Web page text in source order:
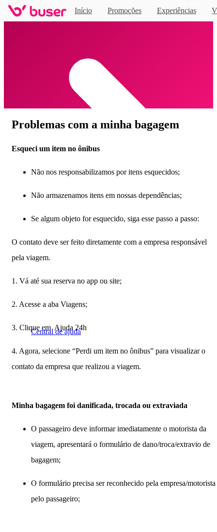
Início Promoções Experiências
Home
Central de ajuda
Problemas com a minha bagagem
Esqueci um item no ônibus
Não nos responsabilizamos por itens esquecidos;
Não armazenamos itens em nossas dependências;
Se algum objeto for esquecido, siga esse passo a passo:
O contato deve ser feito diretamente com a empresa responsável
pela viagem.
1. Vá até sua reserva no app ou site;
2. Acesse a aba Viagens;
3. Clique em Ajuda 24h
4. Agora, selecione “Perdi um item no ônibus” para visualizar o
contato da empresa que realizou a viagem.
Minha bagagem foi danificada, trocada ou extraviada
O passageiro deve informar imediatamente o motorista da
viagem, apresentará o formulário de dano/troca/extravio de
bagagem;
O formulário precisa ser reconhecido pela empresa/motorista
pelo passageiro;